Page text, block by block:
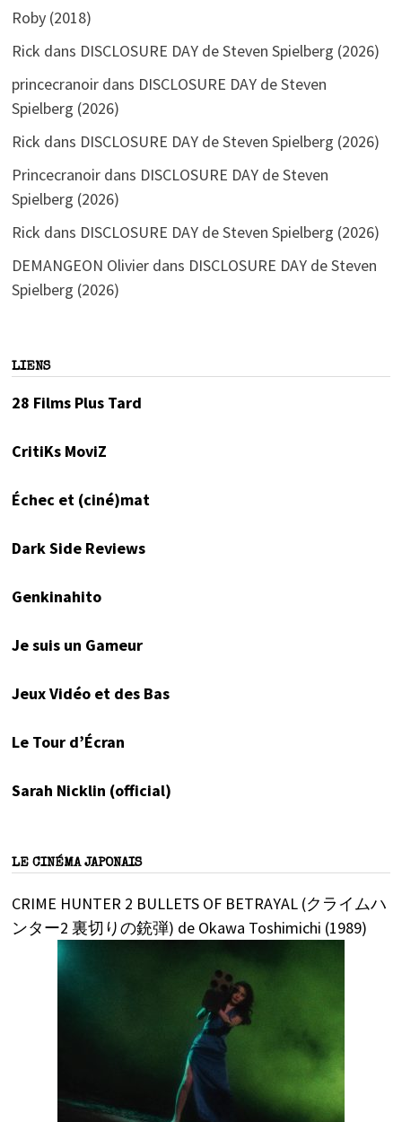
Roby (2018)
Rick dans DISCLOSURE DAY de Steven Spielberg (2026)
princecranoirdans DISCLOSURE DAY de Steven
Spielberg (2026)
Rick dans DISCLOSURE DAY de Steven Spielberg (2026)
Princecranoirdans DISCLOSURE DAY de Steven
Spielberg (2026)
Rick dans DISCLOSURE DAY de Steven Spielberg (2026)
DEMANGEON Olivierdans DISCLOSURE DAY de Steven
Spielberg (2026)
LIENS
28 Films Plus Tard
CritiKs MoviZ
Échec et (ciné)mat
Dark Side Reviews
Genkinahito
Je suis un Gameur
Jeux Vidéo et des Bas
Le Tour d’Écran
Sarah Nicklin (official)
LE CINÉMA JAPONAIS
CRIME HUNTER 2 BULLETS OF BETRAYAL (クライムハ
ンター2 裏切りの銃弾) de Okawa Toshimichi (1989)